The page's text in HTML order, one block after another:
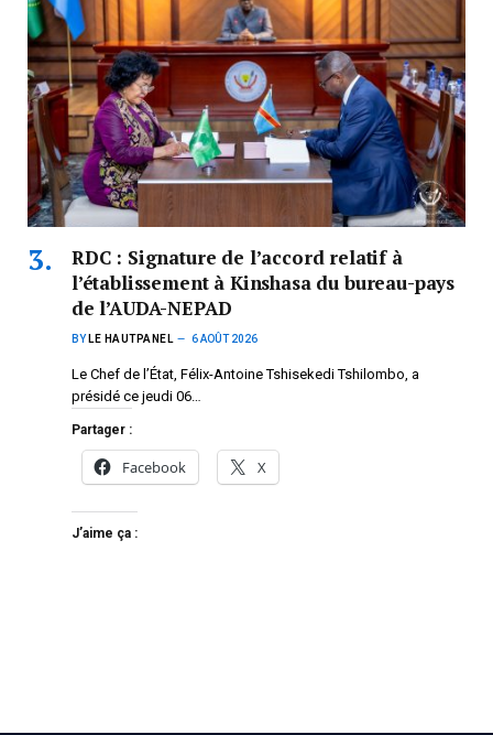
RDC : Signature de l’accord relatif à
l’établissement à Kinshasa du bureau-pays
de l’AUDA-NEPAD
BY LE HAUTPANEL 6 AOÛT 2026
Le Chef de l’État, Félix-Antoine Tshisekedi Tshilombo, a
présidé ce jeudi 06…
Partager :
Facebook X
J’aime ça :